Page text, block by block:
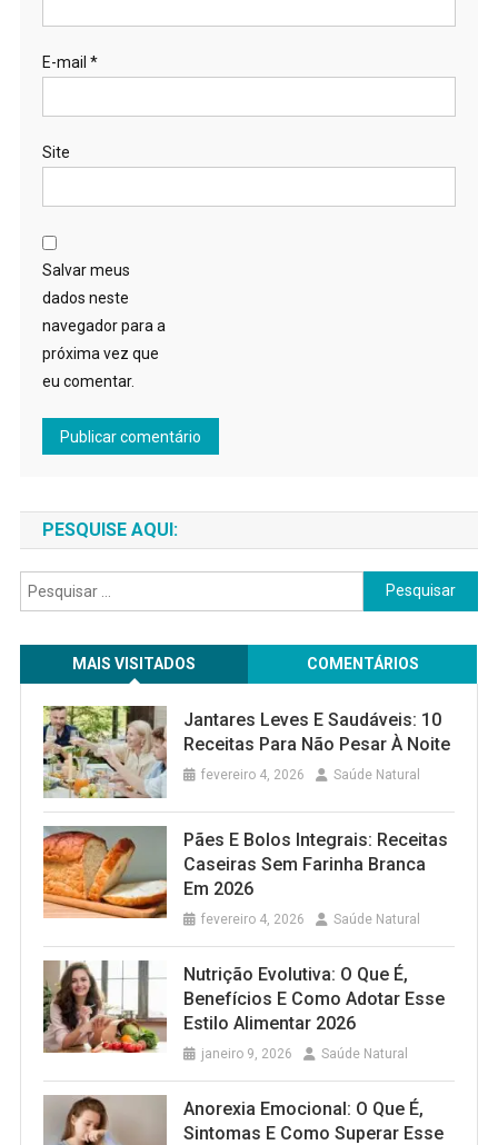
E-mail *
Site
Salvar meus
dados neste
navegador para a
próxima vez que
eu comentar.
PESQUISE AQUI:
Pesquisar
por:
MAIS VISITADOS COMENTÁRIOS
Jantares Leves E Saudáveis: 10
Receitas Para Não Pesar À Noite
fevereiro 4, 2026 Saúde Natural
Pães E Bolos Integrais: Receitas
Caseiras Sem Farinha Branca
Em 2026
fevereiro 4, 2026 Saúde Natural
Nutrição Evolutiva: O Que É,
Benefícios E Como Adotar Esse
Estilo Alimentar 2026
janeiro 9, 2026 Saúde Natural
Anorexia Emocional: O Que É,
Sintomas E Como Superar Esse